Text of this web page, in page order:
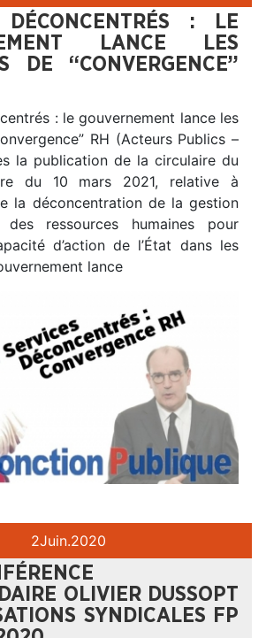
DÉCONCENTRÉS : LE
LANCE LES
DE “CONVERGENCE”
: le gouvernement lance les
RH (Acteurs Publics –
la publication de la circulaire du
du 10 mars 2021, relative à
la déconcentration de la gestion
ressources humaines pour
d’action de l’État dans les
lance
2Juin.2020
OLIVIER DUSSOPT
SYNDICALES FP